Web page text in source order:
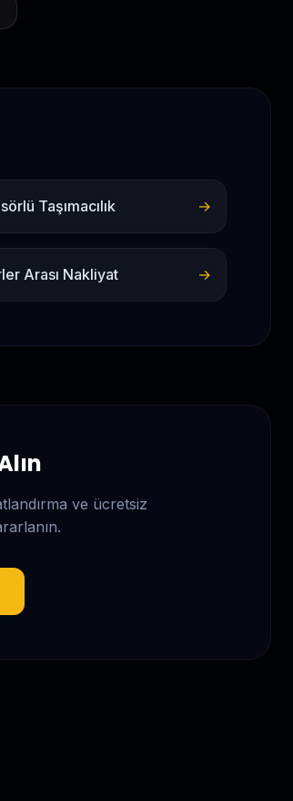
Taşımacılık →
Arası Nakliyat →
ve ücretsiz